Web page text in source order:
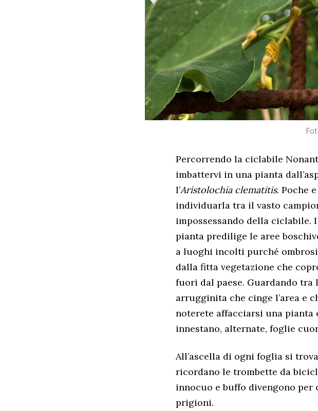
Percorrendo la ciclabile
imbattervi in una pianta
l’Aristolochia clematitis. Poche
individuarla tra il vasto
impossessando della ciclabile.
pianta predilige le aree
a luoghi incolti purché
dalla fitta vegetazione che
fuori dal paese. Guardando
arrugginita che cinge l’area e
noterete affacciarsi una pianta
innestano, alternate, foglie
All’ascella di ogni foglia si
ricordano le trombette da
innocuo e buffo divengono
prigioni.